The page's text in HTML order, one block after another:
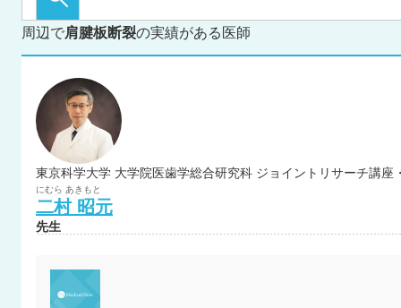
周辺で肩腱板断裂の実績がある医師
にむら あきもと
二村 昭元
先生